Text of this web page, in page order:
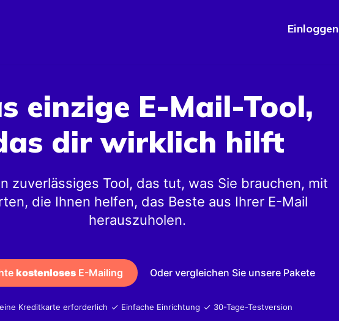
Einloggen
einzige E-Mail-Tool,
dir wirklich hilft
zuverlässiges Tool, das tut, was Sie brauchen, mit
die Ihnen helfen, das Beste aus Ihrer E-Mail
herauszuholen.
kostenlosesE-Mailing Oder vergleichen Sie unsere Pakete
Kreditkarte erforderlich Einfache Einrichtung 30-Tage-Testversion